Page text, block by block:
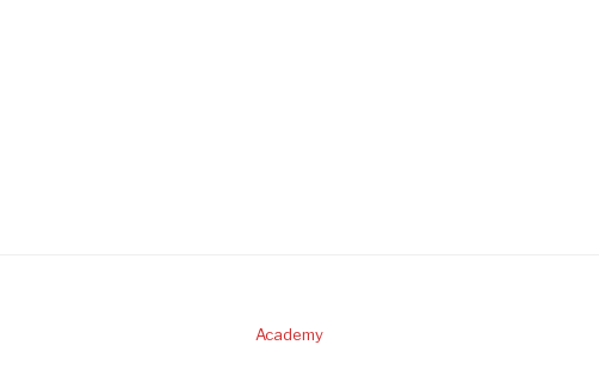
Academy